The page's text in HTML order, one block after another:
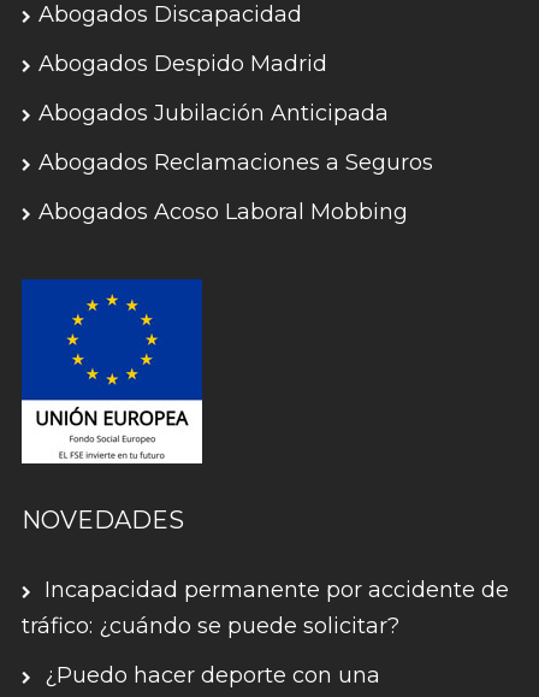
Abogados Discapacidad
Abogados Despido Madrid
Abogados Jubilación Anticipada
Abogados Reclamaciones a Seguros
Abogados Acoso Laboral Mobbing
NOVEDADES
Incapacidad permanente por accidente de
tráfico: ¿cuándo se puede solicitar?
¿Puedo hacer deporte con una